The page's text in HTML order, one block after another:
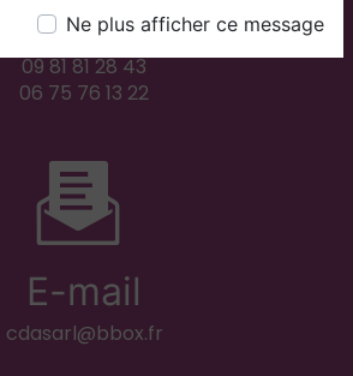
Ne plus afficher ce message
Téléphones
09 81 81 28 43
06 75 76 13 22
E-mail
cdasarl@bbox.fr